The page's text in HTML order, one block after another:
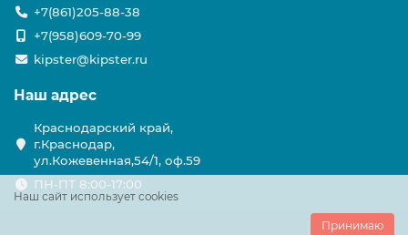
Наш сайт использует cookies
Принимаю
+7(861)205-88-38
+7(958)609-70-99
kipster@kipster.ru
Наш адрес
Краснодарский край,
г.Краснодар,
ул.Кожевенная,54/1, оф.59
ПН-ПТ 8:00-17:00